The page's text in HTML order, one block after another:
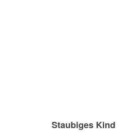
Staubiges Kind